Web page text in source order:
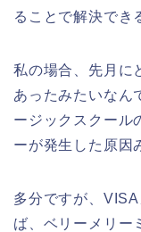
ることで解決でき
私の場合、先月に
あったみたいなん
ージックスクール
ーが発生した原因
多分ですが、
ば、ベリーメリー